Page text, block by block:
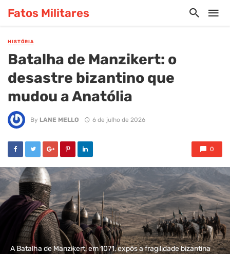
Fatos Militares
HISTÓRIA
Batalha de Manzikert: o
desastre bizantino que
mudou a Anatólia
By LANE MELLO 6 de julho de 2026
0
A Batalha de Manzikert, em 1071, expôs a fragilidade bizantina